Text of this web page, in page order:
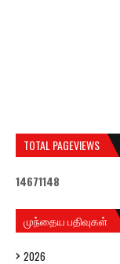
TOTAL PAGEVIEWS
14671148
முந்தைய பதிவுகள்
2026